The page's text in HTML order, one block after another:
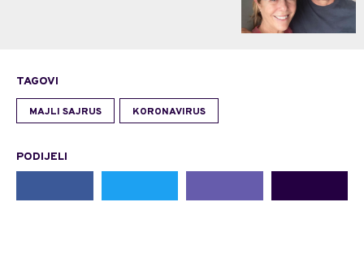
TAGOVI
MAJLI SAJRUS KORONAVIRUS
PODIJELI